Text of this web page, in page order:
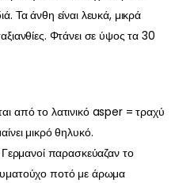
Τα άνθη είναι λευκά, μικρά
Φτάνει σε ύψος τα 30
από το λατινικό asper = τραχύ
μικρό θηλυκό.
παρασκεύαζαν το
ποτό με άρωμα